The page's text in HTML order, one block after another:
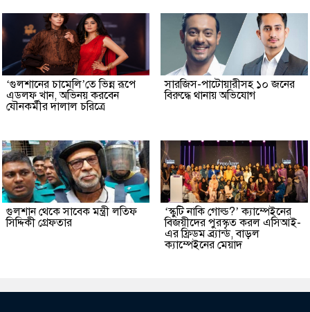
‘গুলশানের চামেলি’তে ভিন্ন রূপে
এডলফ খান, অভিনয় করবেন
যৌনকর্মীর দালাল চরিত্রে
সারজিস-পাটোয়ারীসহ ১০ জনের
বিরুদ্ধে থানায় অভিযোগ
গুলশান থেকে সাবেক মন্ত্রী লতিফ
সিদ্দিকী গ্রেফতার
‘স্কুটি নাকি গোল্ড?’ ক্যাম্পেইনের
বিজয়ীদের পুরস্কৃত করল এসিআই-
এর ফ্রিডম ব্র্যান্ড, বাড়ল
ক্যাম্পেইনের মেয়াদ